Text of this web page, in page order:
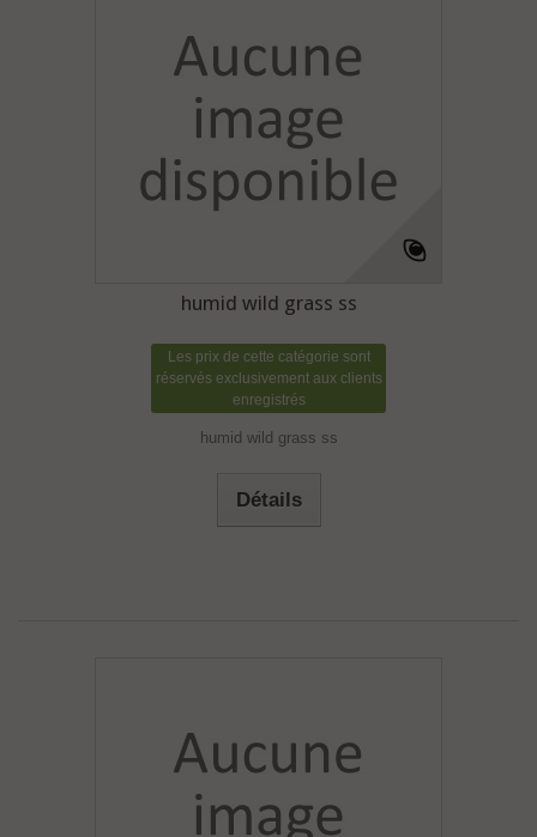
humid wild grass ss
Les prix de cette catégorie sont
réservés exclusivement aux clients
enregistrés
humid wild grass ss
Détails